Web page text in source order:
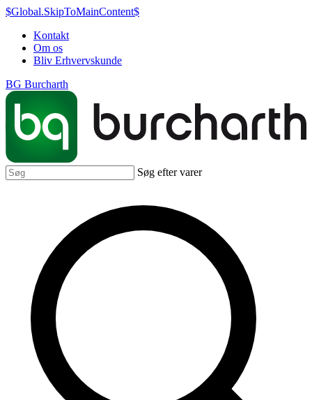
$Global.SkipToMainContent$
Kontakt
Om os
Bliv Erhvervskunde
BG Burcharth
Søg efter varer